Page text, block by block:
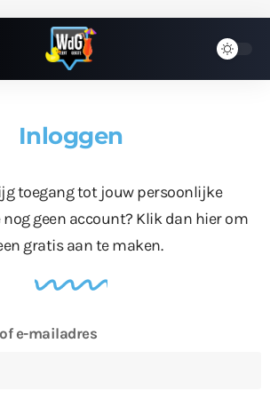
Inloggen
toegang tot jouw persoonlijke
nog geen account? Klik dan hierom
gratis aan te maken.
e-mailadres